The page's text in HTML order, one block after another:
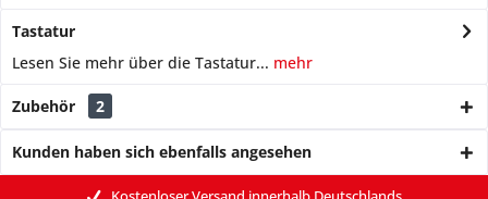
Tastatur
Lesen Sie mehr über die Tastatur... mehr
Zubehör 2
Kunden haben sich ebenfalls angesehen